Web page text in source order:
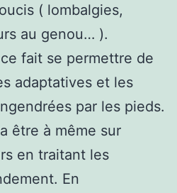
( lombalgies,
au genou… ).
fait se permettre de
adaptatives et les
par les pieds.
être à même sur
en traitant les
En